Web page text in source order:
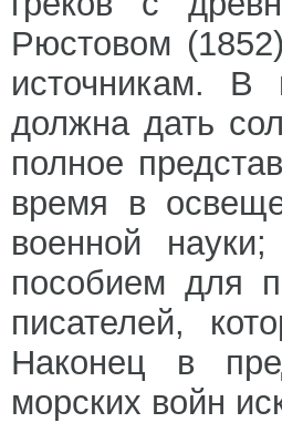
Рюстовом
источникам. В
должна дать
полное
время в
военной
пособием для
писателей,
Наконец в
морских войн